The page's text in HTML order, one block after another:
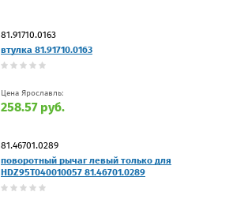
81.91710.0163
втулка 81.91710.0163
Цена Ярославль:
258.57 руб.
81.46701.0289
поворотный рычаг левый только для
HDZ95T040010057 81.46701.0289